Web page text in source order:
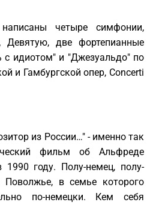
четыре симфонии,
две фортепианные
идиотом" и "Джезуальдо" по
и Гамбургской опер, Concerti
из России…" - именно так
фильм об Альфреде
году. Полу-немец, полу-
в семье которого
по-немецки. Кем себя